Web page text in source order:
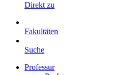
Direkt zu
Fakultäten
Suche
Professur